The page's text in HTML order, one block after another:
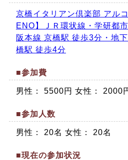
京橋イタリアン倶楽部 アル
ENO】ＪＲ環状線・学研都
阪本線 京橋駅 徒歩3分・地
橋駅 徒歩4分
■参加費
男性： 5500円 女性：
■参加人数
男性： 20名 女性： 20名
■現在の参加状況